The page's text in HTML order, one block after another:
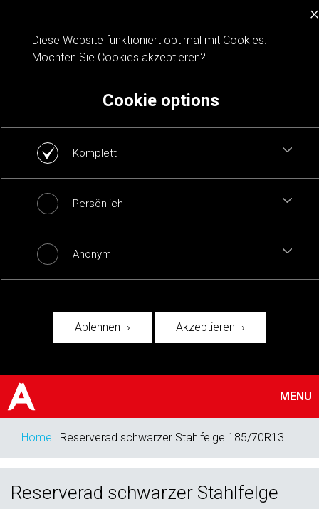
Cookie notification
×
Diese Website funktioniert optimal mit Cookies.
Möchten Sie Cookies akzeptieren?
Cookie options
Komplett
Persönlich
Anonym
Ablehnen Akzeptieren
MENU
Home | Reserverad schwarzer Stahlfelge 185/70R13
Reserverad schwarzer Stahlfelge